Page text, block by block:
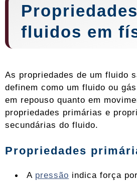
fluidos em
As propriedades de um fluido
definem como um fluido ou
em repouso quanto em
propriedades primárias e
secundárias do fluido.
Propriedades
A pressão indica força